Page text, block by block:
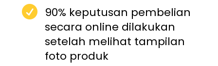
 90% keputusan pembelian
secara online dilakukan
setelah melihat tampilan
foto produk